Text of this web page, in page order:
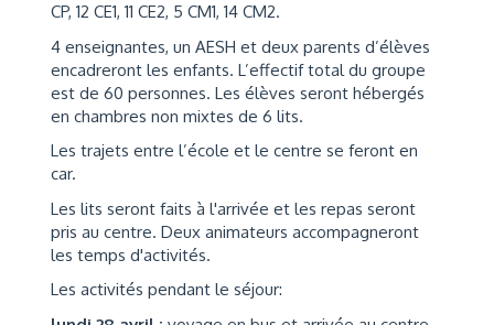
CP, 12 CE1, 11 CE2, 5 CM1, 14 CM2.
4 enseignantes, un AESH et deux parents d’élèves
encadreront les enfants. L’effectif total du groupe
est de 60 personnes. Les élèves seront hébergés
en chambres non mixtes de 6 lits.
Les trajets entre l’école et le centre se feront en
car.
Les lits seront faits à l'arrivée et les repas seront
pris au centre. Deux animateurs accompagneront
les temps d'activités.
Les activités pendant le séjour: